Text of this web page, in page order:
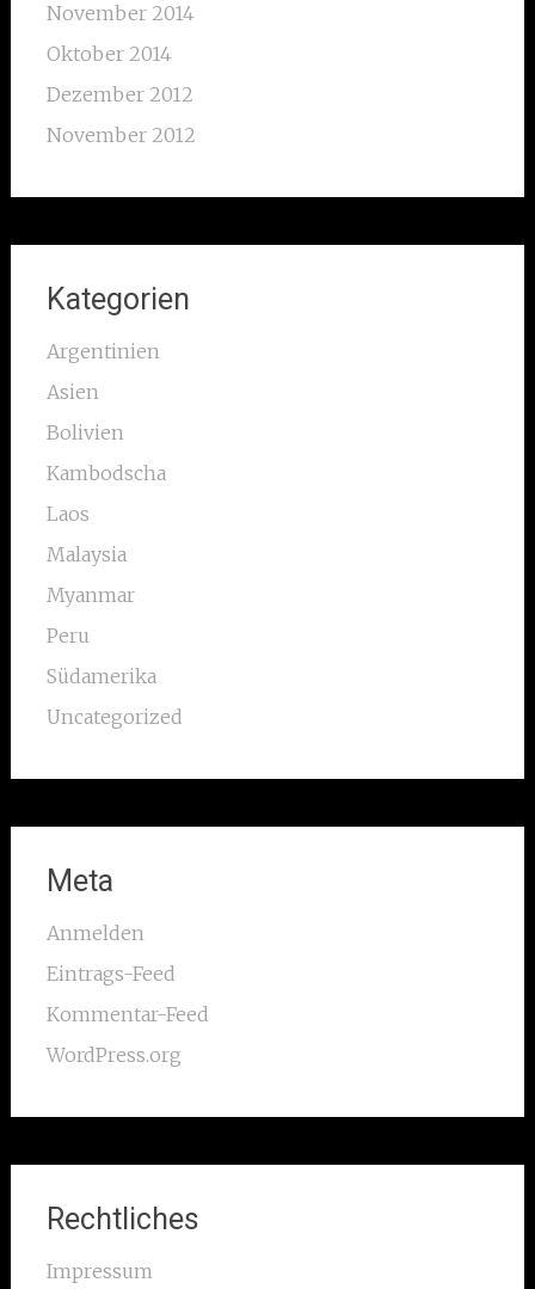
November 2014
Oktober 2014
Dezember 2012
November 2012
Kategorien
Argentinien
Asien
Bolivien
Kambodscha
Laos
Malaysia
Myanmar
Peru
Südamerika
Uncategorized
Meta
Anmelden
Eintrags-Feed
Kommentar-Feed
WordPress.org
Rechtliches
Impressum